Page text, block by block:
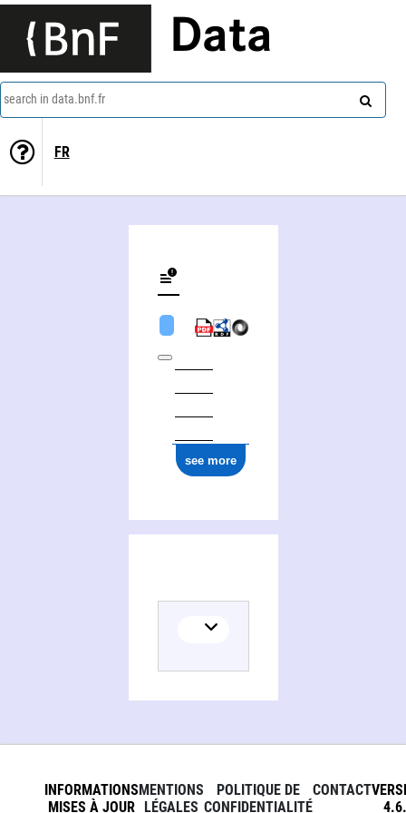
Data
search in data.bnf.fr
FR
see more
INFORMATIONS
MISES À JOUR
MENTIONS
LÉGALES
POLITIQUE DE
CONFIDENTIALITÉ
CONTACT